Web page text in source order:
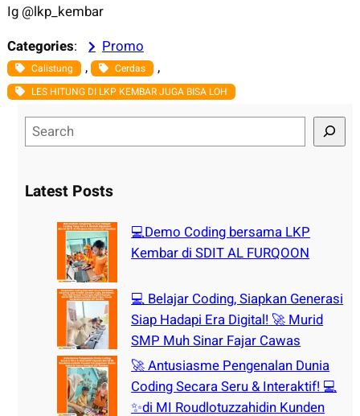
Ig @lkp_kembar
Categories: Promo
Calistung , Cerdas ,
LES HITUNG DI LKP KEMBAR JUGA BISA LOH
e
rLatest Posts
💻Demo Coding bersama LKP
Kembar di SDIT AL FURQOON
💻 Belajar Coding, Siapkan Generasi
Siap Hadapi Era Digital! 🚀 Murid
SMP Muh Sinar Fajar Cawas
🚀 Antusiasme Pengenalan Dunia
Coding Secara Seru & Interaktif! 💻
✨di MI Roudlotuzzahidin Kunden